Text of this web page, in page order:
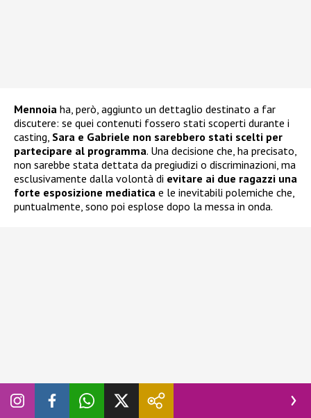
Mennoia ha, però, aggiunto un dettaglio destinato a far
discutere: se quei contenuti fossero stati scoperti durante i
casting, Sara e Gabriele non sarebbero stati scelti per
partecipare al programma. Una decisione che, ha precisato,
non sarebbe stata dettata da pregiudizi o discriminazioni, ma
esclusivamente dalla volontà di evitare ai due ragazzi una
forte esposizione mediatica e le inevitabili polemiche che,
puntualmente, sono poi esplose dopo la messa in onda.